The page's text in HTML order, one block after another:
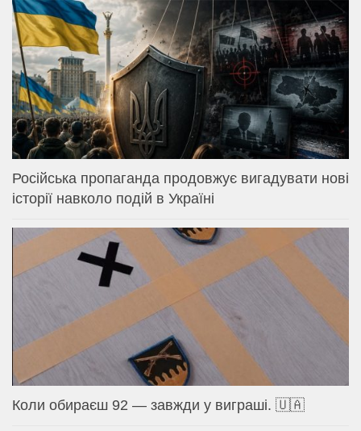
Російська пропаганда продовжує вигадувати нові
історії навколо подій в Україні
Коли обираєш 92 — завжди у виграші. 🇺🇦